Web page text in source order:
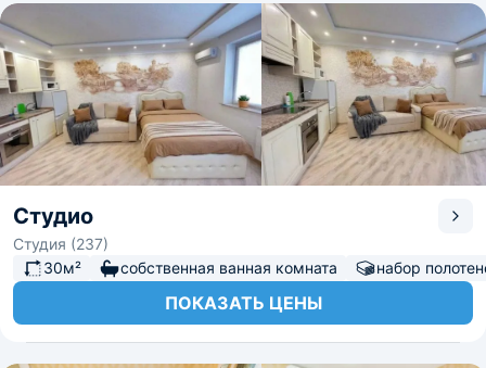
Студио
Студия (237)
30м²
собственная ванная комната набор
ПОКАЗАТЬ ЦЕНЫ